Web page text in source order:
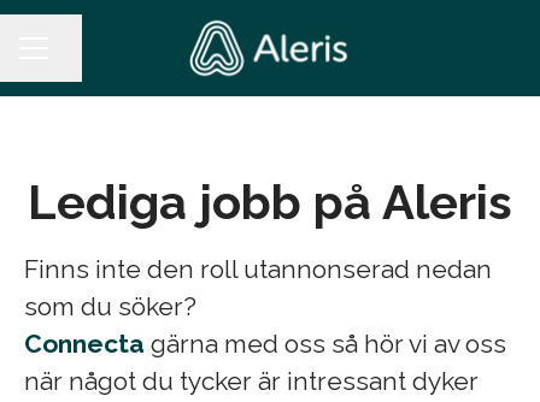
Lediga jobb på Aleris
Finns inte den roll utannonserad nedan
som du söker?
Connecta gärna med oss så hör vi av oss
när något du tycker är intressant dyker